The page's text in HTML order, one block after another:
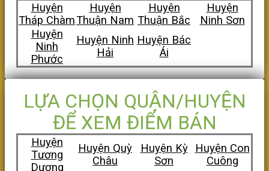
Huyện
Tháp Chàm
Huyện
Thuận Nam
Huyện
Thuận Bắc
Huyện
Ninh Sơn
Huyện
Ninh
Phước
Huyện Ninh
Hải
Huyện Bác
Ái
LỰA CHỌN QUẬN/HUYỆN
ĐỂ XEM ĐIỂM BÁN
Huyện
Tương
Dương
Huyện Quỳ
Châu
Huyện Kỳ
Sơn
Huyện Con
Cuông